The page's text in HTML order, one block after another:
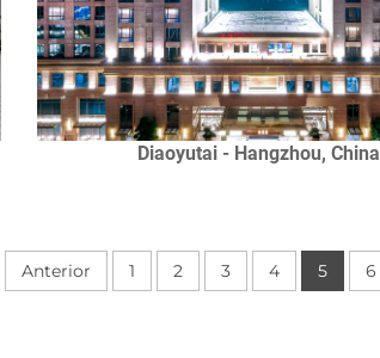
Diaoyutai - Hangzhou, China
Anterior 1 2 3 4 5 6